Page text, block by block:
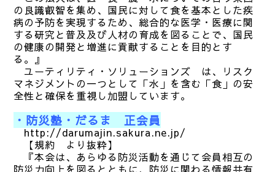
の良識叡智を集め、国民に対して食を基本とした疾
病の予防を実現するため、総合的な医学・医療に関
する研究と普及及び人材の育成を図ることで、国民
の健康の開発と増進に貢献することを目的とす
る。』
ユーティリティ・ソリューションズ は、リスク
マネジメントの一つとして「水」を含む「食」の安
全性と確保を重視し加盟しています。
・防災塾・だるま 正会員
http://darumajin.sakura.ne.jp/
【規約 より抜粋】
『本会は、あらゆる防災活動を通じて会員相互の
防災力向上を図るとともに、防災に関わる情報共有